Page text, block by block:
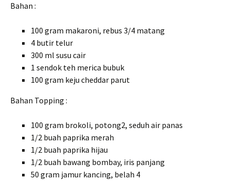
Bahan :
100 gram makaroni, rebus 3/4 matang
4 butir telur
300 ml susu cair
1 sendok teh merica bubuk
100 gram keju cheddar parut
Bahan Topping :
100 gram brokoli, potong2, seduh air panas
1/2 buah paprika merah
1/2 buah paprika hijau
1/2 buah bawang bombay, iris panjang
50 gram jamur kancing, belah 4